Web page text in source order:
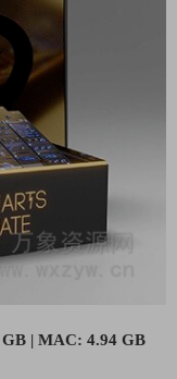
| MAC: 4.94 GB